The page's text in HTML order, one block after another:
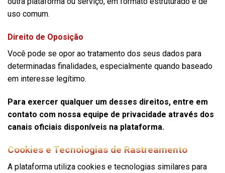
uso comum.
Direito de Oposição
Você pode se opor ao tratamento dos seus dados para
determinadas finalidades, especialmente quando baseado
em interesse legítimo.
Para exercer qualquer um desses direitos, entre em
contato com nossa equipe de privacidade através dos
canais oficiais disponíveis na plataforma.
Cookies e Tecnologias de Rastreamento
A plataforma utiliza cookies e tecnologias similares para